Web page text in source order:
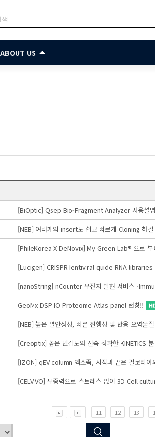
ABOUT US
[BiOptic] Qsep Bio-Fragment Analyzer 사용설
[NEB] 여러개의 insert도 쉽고 빠르게 Cloning 하
[PhileKorea X DeNovix] My Green Lab® 으로
[Lucigen] CRISPR Ientiviral quide RNA
[nanoString] nCounter 유전자 발현 서비스 -
GeoMx DSP IO Proteome Atlas panel 런칭!!
[NEB] 높은 열안정성, 빠른 진행성 및 반응 오염
[Creoptix] 높은 민감도와 신속 정확한 KINETICS
[IZON] qEV column 엑소좀, 시작과 끝은 필코리아
[CELVIVO] 무중력으로 스트레스 없이 3D Cell
11 12 13